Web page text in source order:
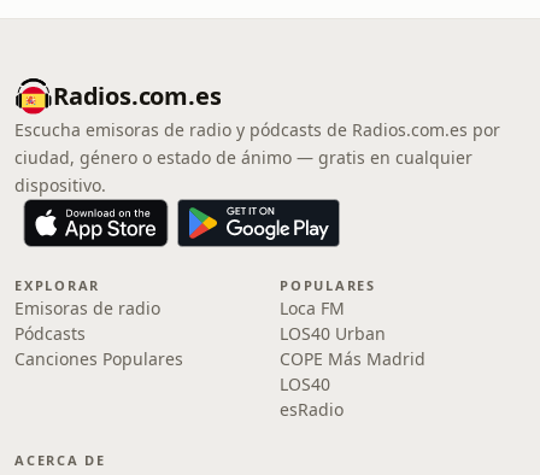
Radios.com.es
Escucha emisoras de radio y pódcasts de Radios.com.es por
ciudad, género o estado de ánimo — gratis en cualquier
dispositivo.
EXPLORAR
Emisoras de radio
Pódcasts
Canciones Populares
POPULARES
Loca FM
LOS40 Urban
COPE Más Madrid
LOS40
esRadio
ACERCA DE